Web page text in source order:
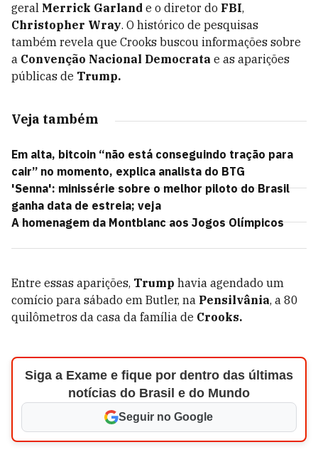
geral Merrick Garland e o diretor do FBI,
Christopher Wray. O histórico de pesquisas
também revela que Crooks buscou informações sobre
a Convenção Nacional Democrata e as aparições
públicas de Trump.
Veja também
Em alta, bitcoin “não está conseguindo tração para
cair” no momento, explica analista do BTG
'Senna': minissérie sobre o melhor piloto do Brasil
ganha data de estreia; veja
A homenagem da Montblanc aos Jogos Olímpicos
Entre essas aparições, Trump havia agendado um
comício para sábado em Butler, na Pensilvânia, a 80
quilômetros da casa da família de Crooks.
Siga a Exame e fique por dentro das últimas
notícias do Brasil e do Mundo
Seguir no Google